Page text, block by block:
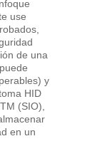
use
de una
y
HID
(SIO),
en un